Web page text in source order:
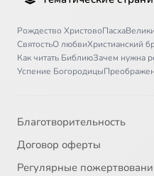
30
Рождество ХристовоПасха
СвятостьО любвиХристианский
Как читать БиблиюЗачем нужна
Успение Богородицы
Благотворительность
Договор оферты
Регулярные